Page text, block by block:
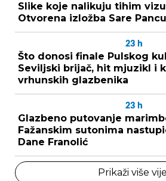
Slike koje nalikuju tihim
Otvorena izložba Sare
23 h
Što donosi finale Pulskog
Seviljski brijač, hit mjuzikl i
vrhunskih glazbenika
23 h
Glazbeno putovanje
Fažanskim sutonima
Dane Franolić
Prikaži više